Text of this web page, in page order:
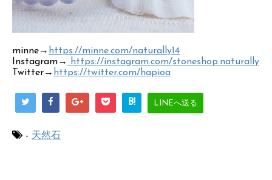
minne→ https://minne.com/naturally14
Instagram→
https://instagram.com/stoneshop.naturally
Twitter→ https://twitter.com/hapioa
B! LINEへ送る
- 天然石